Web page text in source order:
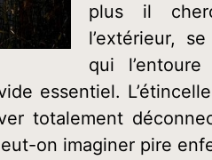
plus il
l’extérieur,
qui
essentiel.
totalement
on imaginer pire